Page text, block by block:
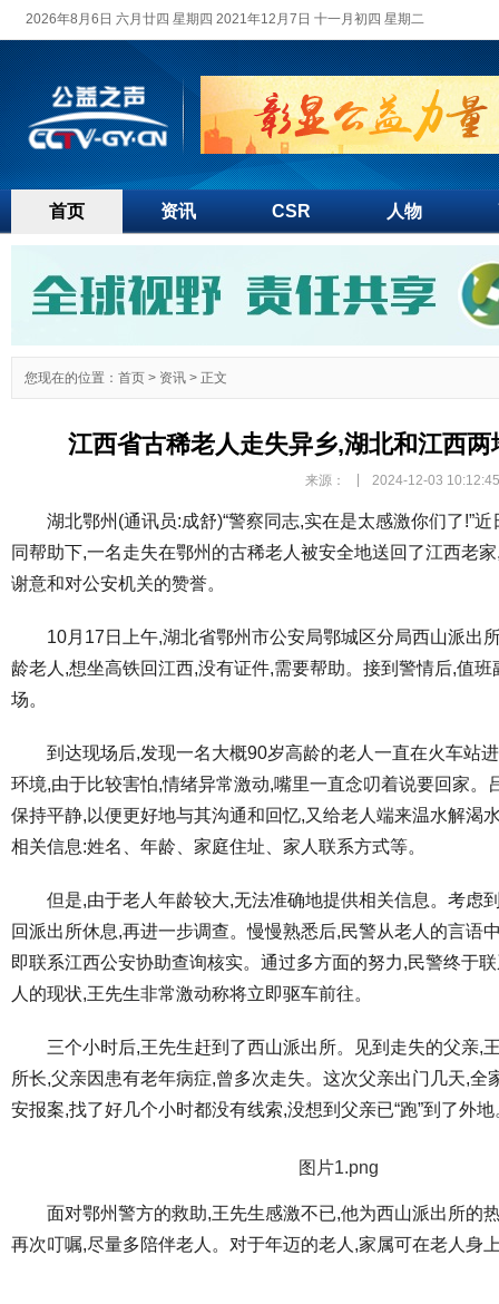
2026年8月6日 六月廿四 星期四 2021年12月7日 十一月初四 星期二
首页 资讯 CSR 人物
您现在的位置： 首页 > 资讯 > 正文
江西省古稀老人走失异乡,湖北和江西
来源： 2024-12-03 10:12:45
湖北鄂州(通讯员:成舒)“警察同志,实在是太感激你们了!”
同帮助下,一名走失在鄂州的古稀老人被安全地送回了江西老
谢意和对公安机关的赞誉。
10月17日上午,湖北省鄂州市公安局鄂城区分局西山派出
龄老人,想坐高铁回江西,没有证件,需要帮助。接到警情后,值
场。
到达现场后,发现一名大概90岁高龄的老人一直在火车站
环境,由于比较害怕,情绪异常激动,嘴里一直念叨着说要回家。
保持平静,以便更好地与其沟通和回忆,又给老人端来温水解渴
相关信息:姓名、年龄、家庭住址、家人联系方式等。
但是,由于老人年龄较大,无法准确地提供相关信息。考虑
回派出所休息,再进一步调查。慢慢熟悉后,民警从老人的言语
即联系江西公安协助查询核实。通过多方面的努力,民警终于
人的现状,王先生非常激动称将立即驱车前往。
三个小时后,王先生赶到了西山派出所。见到走失的父亲,
所长,父亲因患有老年病症,曾多次走失。这次父亲出门几天,全
安报案,找了好几个小时都没有线索,没想到父亲已“跑”到了外地
面对鄂州警方的救助,王先生感激不已,他为西山派出所的
再次叮嘱,尽量多陪伴老人。对于年迈的老人,家属可在老人身